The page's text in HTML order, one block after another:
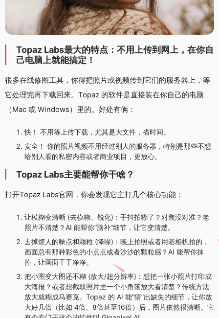
Topaz Labs最大的特点：不用上传到网上，在你自
己电脑上就能搞定！
很多在线修图工具，你得把照片或视频传到它们的服务器上，等
它处理完再下载回来。Topaz 的软件是直接装在你自己的电脑
（Mac 或 Windows）里的。好处有俩：
快！ 不用等上传下载，尤其是大文件，省时间。
安全！ 你的照片视频不用经过别人的服务器，特别是那些不想
给别人看的私密内容或者商业项目，更放心。
Topaz Labs主要能帮你干啥？
打开Topaz Labs官网，你会发现它主打几个核心功能：
让模糊变清晰 (去模糊、锐化)：手抖拍糊了？对焦没对准？老
照片不清楚？AI 能帮你“脑补”细节，让它变清楚。
去掉烦人的噪点和颗粒 (降噪)：晚上拍照或者用老相机拍的，
画面总有那种彩色的小点点或者沙沙的颗粒感？AI 能帮你抹
掉，让画面干干净净。
把小图变大图还不糊 (放大/超分辨率)：想把一张小照片打印成
大海报？或者想截取照片里一个小角落放大看清楚？传统方法
放大就糊成马赛克。Topaz 的 AI 能“猜”出缺失的细节，让你放
大好几倍（比如 4倍、8倍甚至16倍）后，图片依然很清晰。它